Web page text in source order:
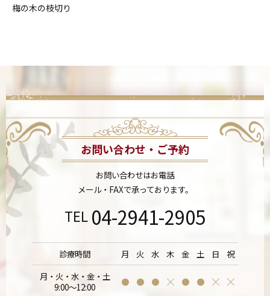
梅の木の枝切り
お問い合わせ・ご予約
お問い合わせはお電話
メール・FAXで承っております。
TEL 04-2941-2905
診療時間 月 火 水 木 金 土 日
祝
月・火・水・金・土
9:00～12:00